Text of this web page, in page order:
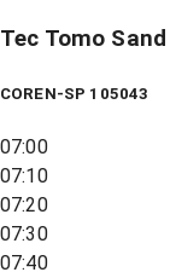
Tec Tomo Sand
COREN-SP 105043
07:00
07:10
07:20
07:30
07:40